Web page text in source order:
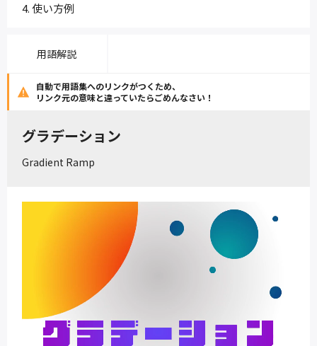
使い方例
用語解説
自動で用語集へのリンクがつくため、
リンク元の意味と違っていたらごめんなさい！
グラデーション
Gradient Ramp